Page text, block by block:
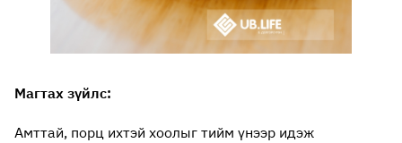
Магтах зүйлс:
Амттай, порц ихтэй хоолыг тийм үнээр идэж